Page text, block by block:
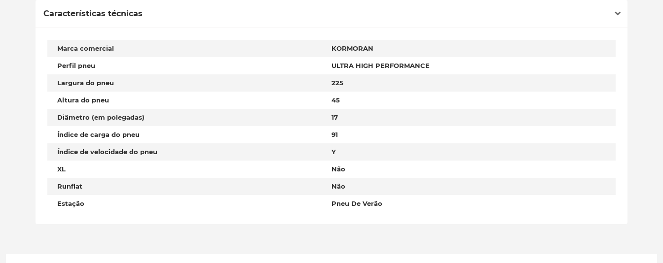
Características técnicas
Marca comercial KORMORAN
Perfil pneu ULTRA HIGH PERFORMANCE
Largura do pneu 225
Altura do pneu 45
Diâmetro (em polegadas) 17
Índice de carga do pneu 91
Índice de velocidade do pneu Y
XL Não
Runflat Não
Estação Pneu De Verão